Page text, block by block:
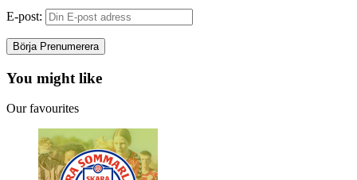
E-post:
You might like
Our favourites